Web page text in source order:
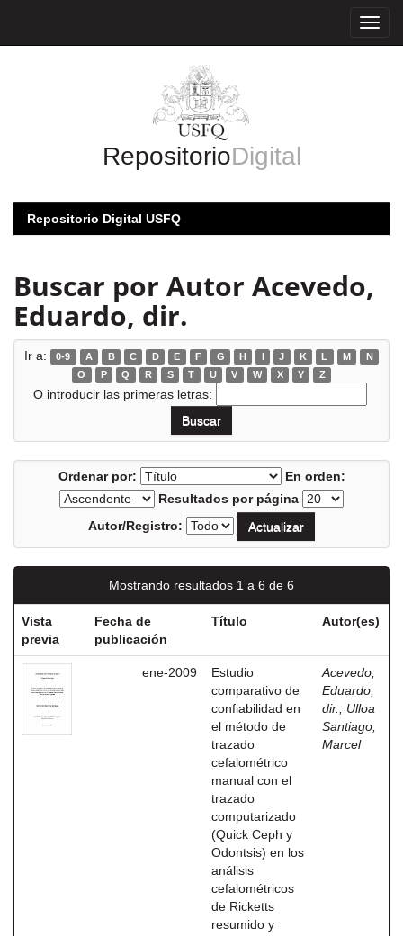
RepositorioDigital
Repositorio Digital USFQ
Buscar por Autor Acevedo,
Eduardo, dir.
Ir a: 0-9 A B C D E F G H I J K L M
N
O
P Q R S T U V W X Y Z
O introducir las primeras letras:
Ordenar por:
En orden:
Resultados por página
Autor/Registro:
Mostrando resultados 1 a 6 de 6
Vista
previa
Fecha de
publicación
Título Autor(es)
ene-2009
Estudio
comparativo de
confiabilidad en
el método de
trazado
cefalométrico
manual con el
trazado
computarizado
(Quick Ceph y
Odontsis) en los
análisis
cefalométricos
de Ricketts
resumido y
Acevedo,
Eduardo,
dir. ; Ulloa
Santiago,
Marcel